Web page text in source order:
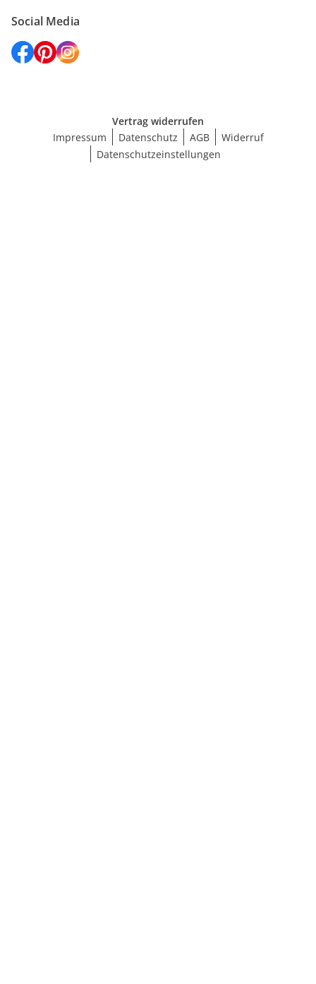
Social Media
Vertrag widerrufen
Impressum
Datenschutz AGB
Widerruf
Datenschutzeinstellungen